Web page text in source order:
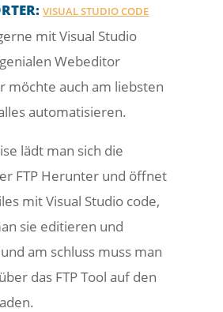
VISUAL STUDIO CODE
mit Visual Studio
Webeditor
möchte auch am liebsten
automatisieren.
lädt man sich die
FTP Herunter und öffnet
mit Visual Studio code,
sie editieren und
am schluss muss man
das FTP Tool auf den